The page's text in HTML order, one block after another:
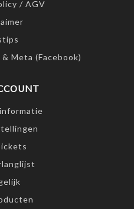
/ AGV
Meta (Facebook)